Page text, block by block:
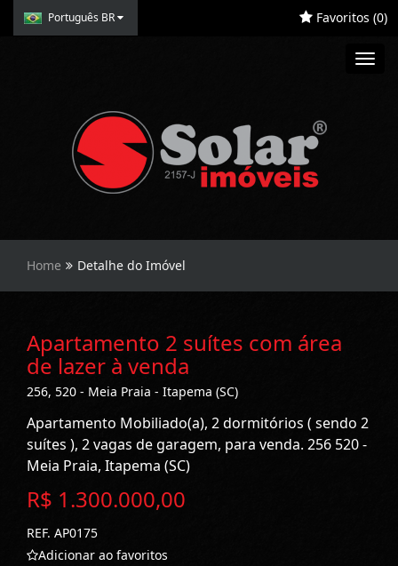
Português BR Favoritos (0)
Home Detalhe do Imóvel
Apartamento 2 suítes com área
de lazer à venda
256, 520 - Meia Praia - Itapema (SC)
Apartamento Mobiliado(a), 2 dormitórios ( sendo 2
suítes ), 2 vagas de garagem, para venda. 256 520 -
Meia Praia, Itapema (SC)
R$ 1.300.000,00
REF. AP0175
Adicionar ao favoritos